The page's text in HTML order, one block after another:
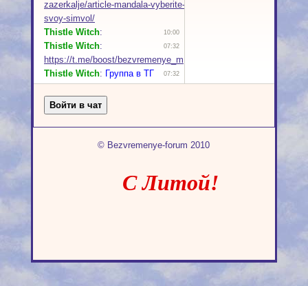
© Bezvremenye-forum 2010
С Литой!